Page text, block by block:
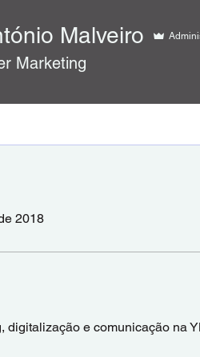
Malveiro
Marketing
2018
digitalização e comunicação na